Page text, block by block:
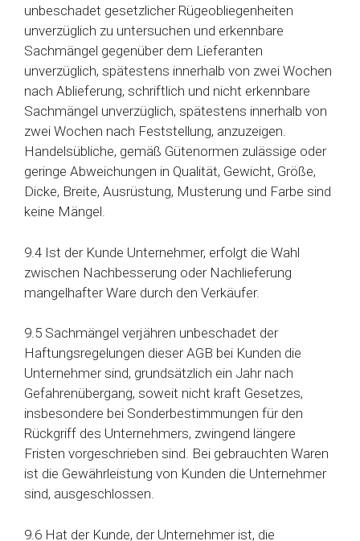
unbeschadet gesetzlicher Rügeobliegenheiten
unverzüglich zu untersuchen und erkennbare
Sachmängel gegenüber dem Lieferanten
unverzüglich, spätestens innerhalb von zwei Wochen
nach Ablieferung, schriftlich und nicht erkennbare
Sachmängel unverzüglich, spätestens innerhalb von
zwei Wochen nach Feststellung, anzuzeigen.
Handelsübliche, gemäß Gütenormen zulässige oder
geringe Abweichungen in Qualität, Gewicht, Größe,
Dicke, Breite, Ausrüstung, Musterung und Farbe sind
keine Mängel.
9.4 Ist der Kunde Unternehmer, erfolgt die Wahl
zwischen Nachbesserung oder Nachlieferung
mangelhafter Ware durch den Verkäufer.
9.5 Sachmängel verjähren unbeschadet der
Haftungsregelungen dieser AGB bei Kunden die
Unternehmer sind, grundsätzlich ein Jahr nach
Gefahrenübergang, soweit nicht kraft Gesetzes,
insbesondere bei Sonderbestimmungen für den
Rückgriff des Unternehmers, zwingend längere
Fristen vorgeschrieben sind. Bei gebrauchten Waren
ist die Gewährleistung von Kunden die Unternehmer
sind, ausgeschlossen.
9.6 Hat der Kunde, der Unternehmer ist, die